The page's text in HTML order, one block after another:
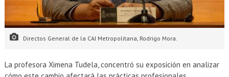
Directos General de la CAJ Metropolitana, Rodrigo Mora.
La profesora Ximena Tudela, concentró su exposición en analizar